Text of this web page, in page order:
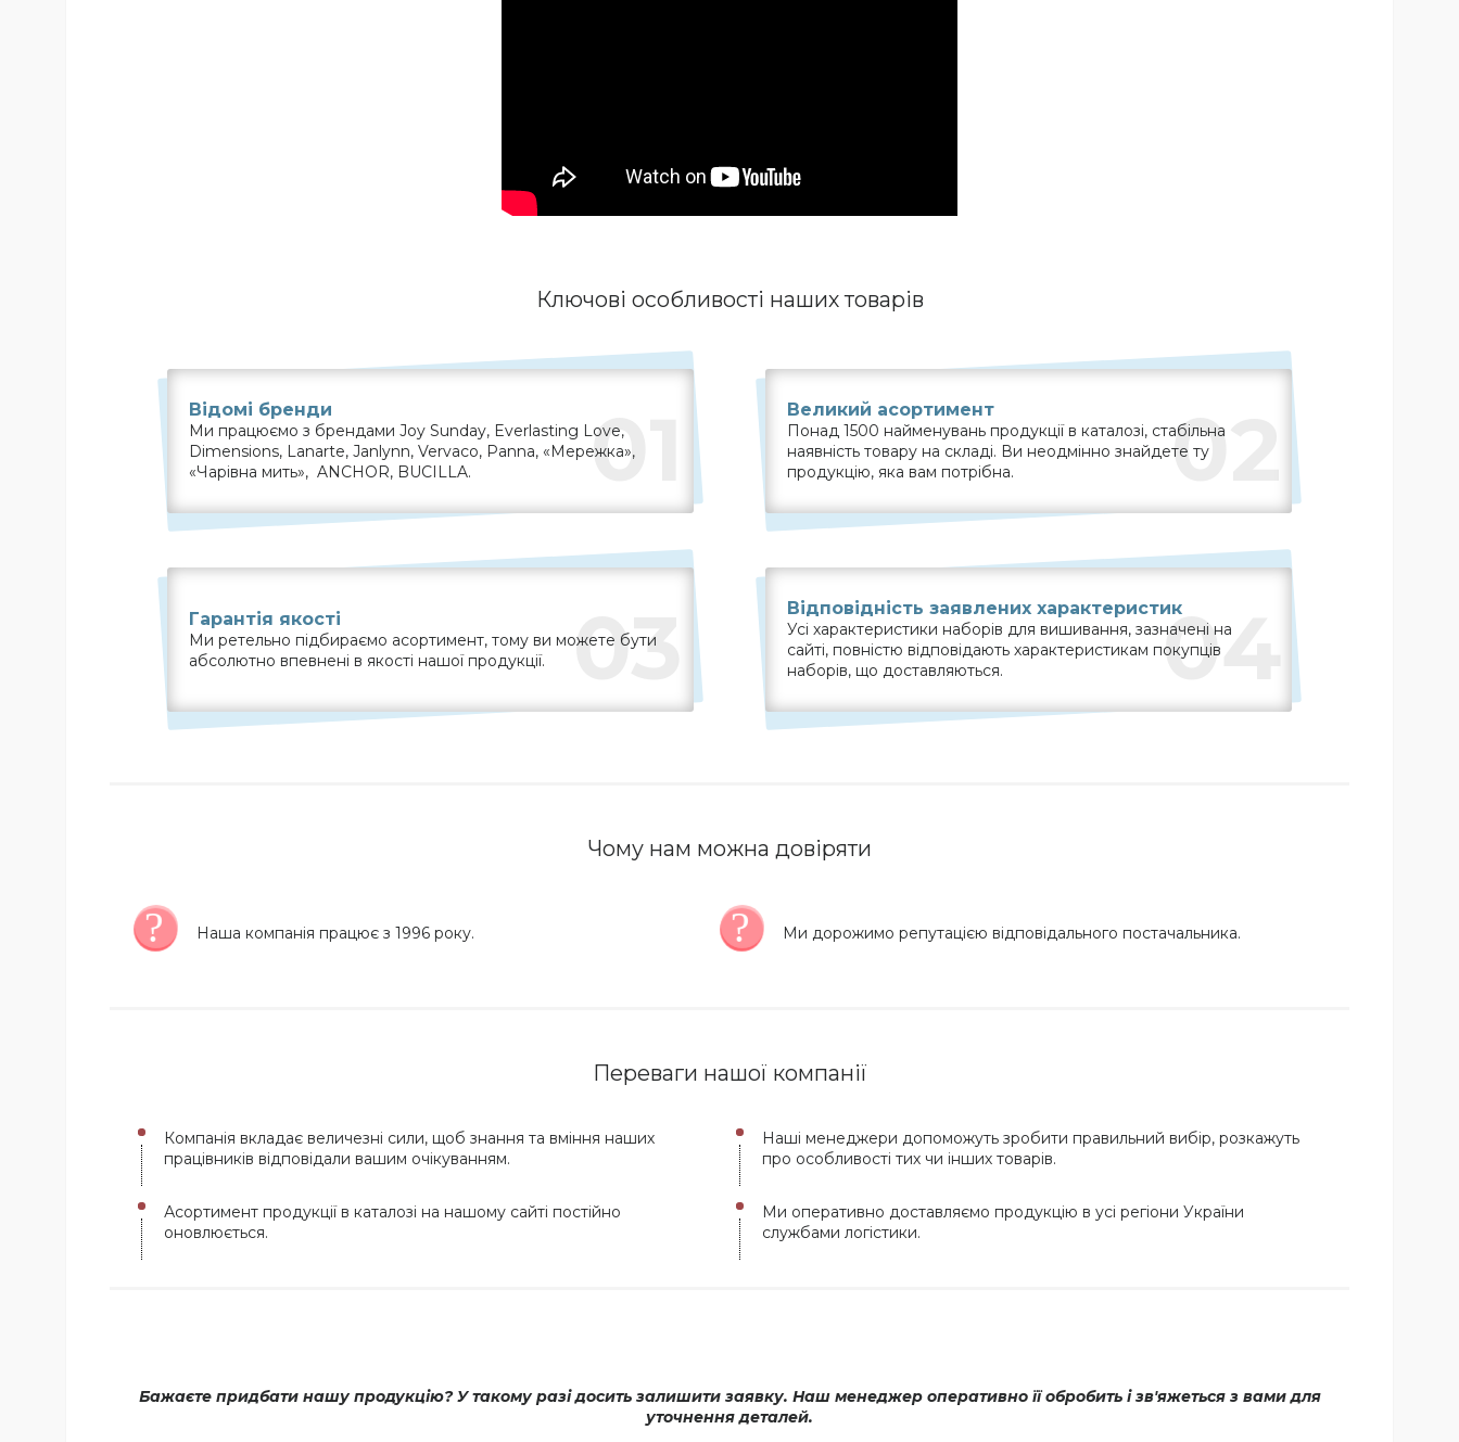
Ключові особливості наших товарів
01
Відомі бренди
Ми працюємо з брендами Joy Sunday, Everlasting Love,
Dimensions, Lanarte, Janlynn, Vervaco, Panna, «Мережка»,
«Чарiвна мить», ANCHOR, BUCILLA.
02
Великий асортимент
Понад 1500 найменувань продукції в каталозі, стабільна
наявність товару на складі. Ви неодмінно знайдете ту
продукцію, яка вам потрібна.
03
Гарантія якості
Ми ретельно підбираємо асортимент, тому ви можете бути
абсолютно впевнені в якості нашої продукції.
04
Відповідність заявлених характеристик
Усі характеристики наборів для вишивання, зазначені на
сайті, повністю відповідають характеристикам покупців
наборів, що доставляються.
Чому нам можна довіряти
Наша компанія працює з 1996 року. Ми дорожимо репутацією відповідального постачальника.
Переваги нашої компанії
Компанія вкладає величезні сили, щоб знання та вміння наших
працівників відповідали вашим очікуванням.
Наші менеджери допоможуть зробити правильний вибір, розкажуть
про особливості тих чи інших товарів.
Асортимент продукції в каталозі на нашому сайті постійно
оновлюється.
Ми оперативно доставляємо продукцію в усі регіони України
службами логістики.
Бажаєте придбати нашу продукцію? У такому разі досить залишити заявку. Наш менеджер оперативно її обробить і зв'яжеться з вами для
уточнення деталей.